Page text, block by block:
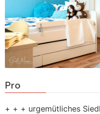
Pro
+ + + urgemütliches